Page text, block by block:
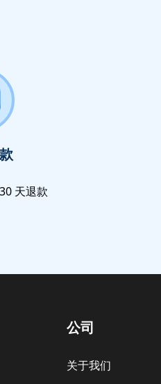
天退款
公司
关于我们